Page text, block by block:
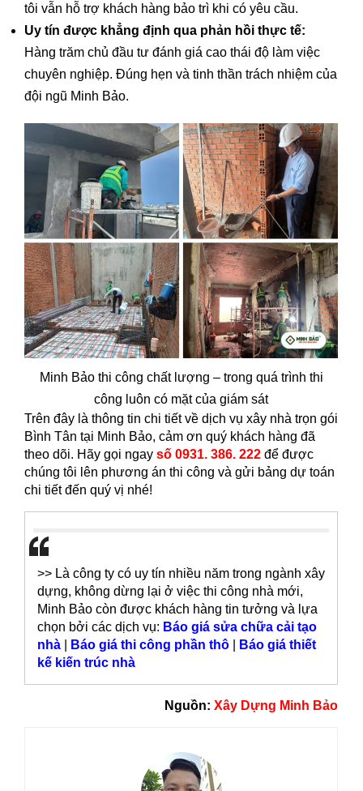
tôi vẫn hỗ trợ khách hàng bảo trì khi có yêu cầu.
Uy tín được khẳng định qua phản hồi thực tế:
Hàng trăm chủ đầu tư đánh giá cao thái độ làm việc
chuyên nghiệp. Đúng hẹn và tinh thần trách nhiệm của
đội ngũ Minh Bảo.
Minh Bảo thi công chất lượng – trong quá trình thi
công luôn có mặt của giám sát
Trên đây là thông tin chi tiết về dịch vụ xây nhà trọn gói
Bình Tân tại Minh Bảo, cảm ơn quý khách hàng đã
theo dõi. Hãy gọi ngay số 0931. 386. 222 để được
chúng tôi lên phương án thi công và gửi bảng dự toán
chi tiết đến quý vị nhé!
>> Là công ty có uy tín nhiều năm trong ngành xây
dựng, không dừng lại ở việc thi công nhà mới,
Minh Bảo còn được khách hàng tin tưởng và lựa
chọn bởi các dịch vụ: Báo giá sửa chữa cải tạo
nhà
Báo giá thi công phần thô
Báo giá thiết
kế kiến trúc nhà
Nguồn: Xây Dựng Minh Bảo